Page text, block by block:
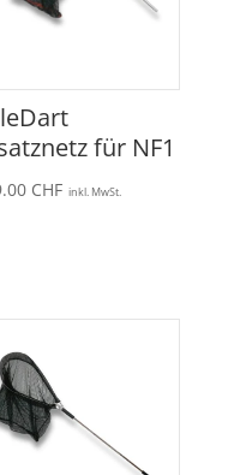
für NF1
CHF inkl. MwSt.